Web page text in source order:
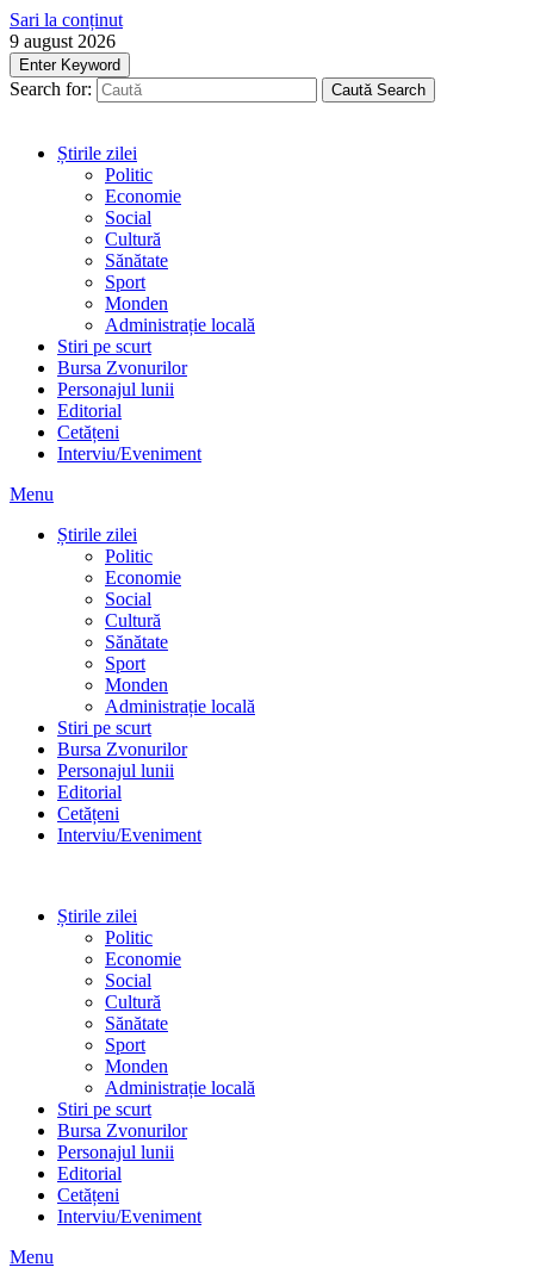
Sari la conținut
9 august 2026
Enter Keyword
Search for: Caută Search
Știrile zilei
Politic
Economie
Social
Cultură
Sănătate
Sport
Monden
Administrație locală
Stiri pe scurt
Bursa Zvonurilor
Personajul lunii
Editorial
Cetățeni
Interviu/Eveniment
Menu
Știrile zilei
Politic
Economie
Social
Cultură
Sănătate
Sport
Monden
Administrație locală
Stiri pe scurt
Bursa Zvonurilor
Personajul lunii
Editorial
Cetățeni
Interviu/Eveniment
Știrile zilei
Politic
Economie
Social
Cultură
Sănătate
Sport
Monden
Administrație locală
Stiri pe scurt
Bursa Zvonurilor
Personajul lunii
Editorial
Cetățeni
Interviu/Eveniment
Menu